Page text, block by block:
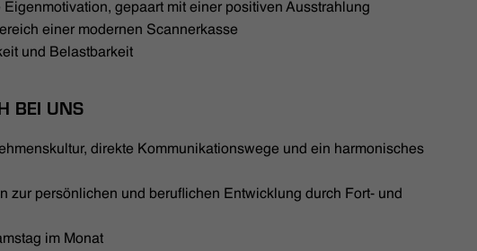
Eigenmotivation, gepaart mit einer positiven Ausstrahlung
einer modernen Scannerkasse
und Belastbarkeit
BEI UNS
direkte Kommunikationswege und ein harmonisches
zur persönlichen und beruflichen Entwicklung durch Fort- und
im Monat